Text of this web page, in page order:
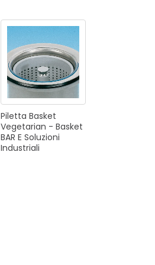
Piletta Basket
Vegetarian - Basket
BAR E Soluzioni
Industriali